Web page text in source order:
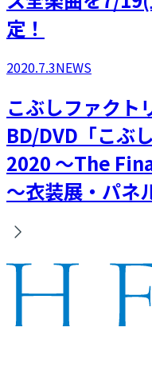
定！
2020.7.3NEWS
こぶしファクト
BD/DVD「こぶ
2020 ～The
～衣装展・パネ